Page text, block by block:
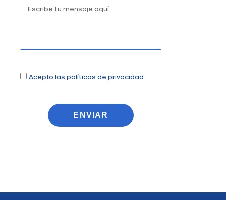
Acepto las políticas de privacidad
ENVIAR